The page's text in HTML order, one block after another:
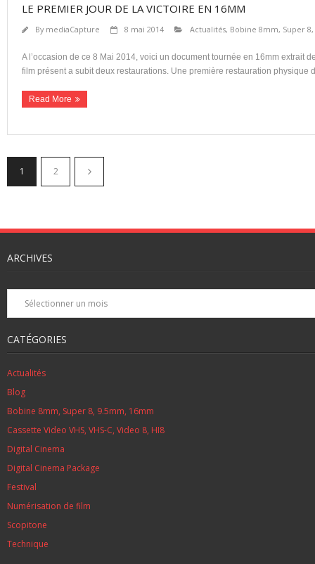
LE PREMIER JOUR DE LA VICTOIRE EN 16MM
By mediaCapture 8 mai 2014 Actualités, Bobine 8mm, Super
A l’occasion de ce 8 Mai 2014, voici un document tournée en 16mm
film présent a subit deux restaurations. Une première restauration physique
Read More
1 2
ARCHIVES
Archives
CATÉGORIES
Actualités
Blog
Bobine 8mm, Super 8, 9.5mm, 16mm
Cassette Video VHS, VHS-C, Video 8, HI8
Digital Cinema
Digital Cinema Package
Festival
Numérisation de film
Scopitone
Technique